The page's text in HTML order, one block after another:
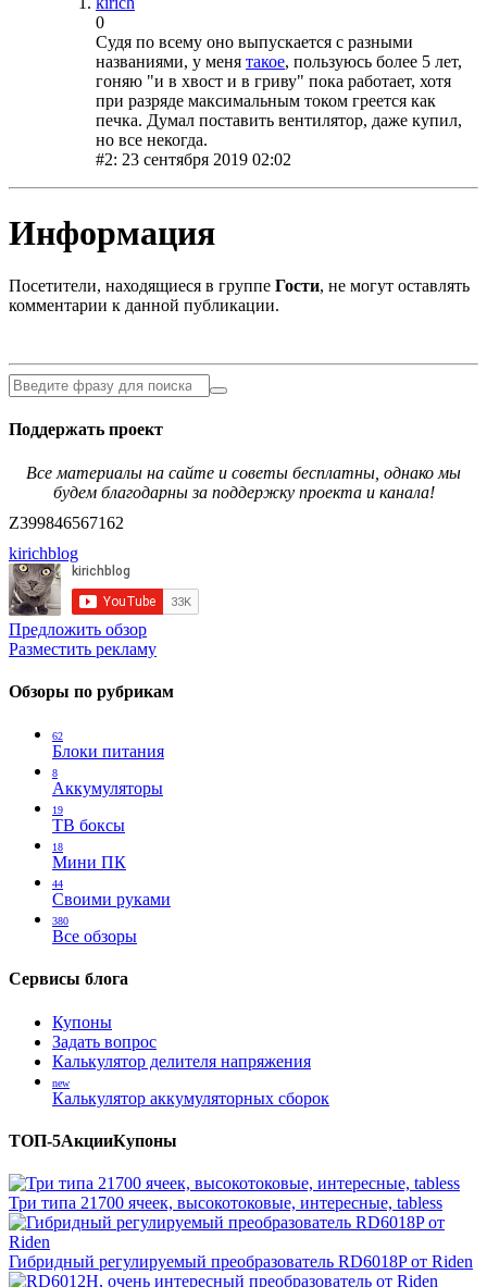
0
Судя по всему оно выпускается с разными
названиями, у меня такое, пользуюсь более 5 лет,
гоняю "и в хвост и в гриву" пока работает, хотя
при разряде максимальным током греется как
печка. Думал поставить вентилятор, даже купил,
но все некогда.
#2: 23 сентября 2019 02:02
Информация
Посетители, находящиеся в группе Гости, не могут оставлять
комментарии к данной публикации.
Поддержать проект
Все материалы на сайте и советы бесплатны, однако мы
будем благодарны за поддержку проекта и канала!
Z399846567162
kirichblog
Предложить обзор
Разместить рекламу
Обзоры по рубрикам
62
Блоки питания
8
Аккумуляторы
19
ТВ боксы
18
Мини ПК
44
Своими руками
380
Все обзоры
Сервисы блога
Купоны
Задать вопрос
Калькулятор делителя напряжения
new
Калькулятор аккумуляторных сборок
ТОП-5АкцииКупоны
Три типа 21700 ячеек, высокотоковые, интересные, tabless
Гибридный регулируемый преобразователь RD6018P от Riden